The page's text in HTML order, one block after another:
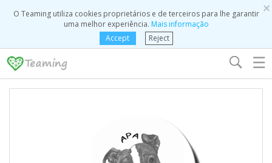
×
O Teaming utiliza cookies proprietários e de terceiros para lhe garantir
uma melhor experiência. Mais informação
Accept
Reject
☰